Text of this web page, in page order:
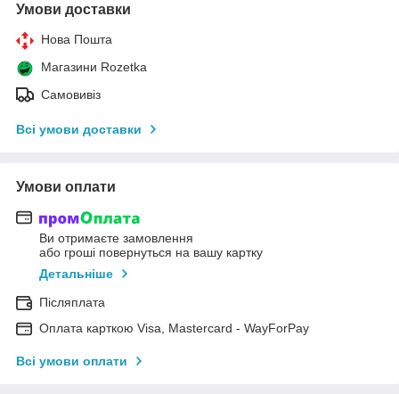
Умови доставки
Нова Пошта
Магазини Rozetka
Самовивіз
Всі умови доставки
Умови оплати
Ви отримаєте замовлення
або гроші повернуться на вашу картку
Детальніше
Післяплата
Оплата карткою Visa, Mastercard - WayForPay
Всі умови оплати